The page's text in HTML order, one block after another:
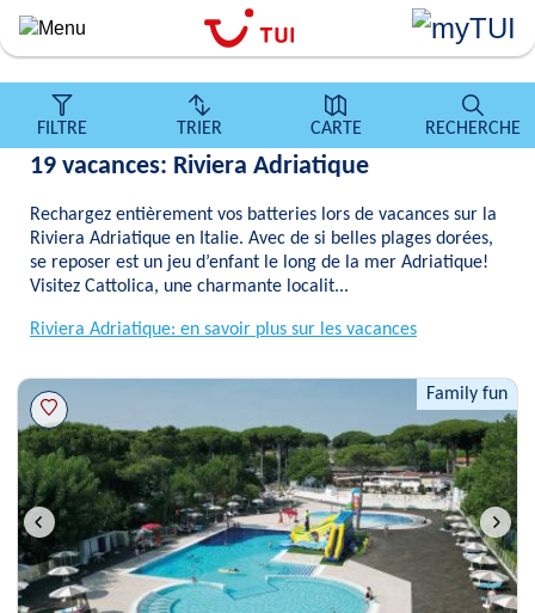
Aller
contenu
principal
FILTRE TRIER CARTE RECHERCHE
19 vacances: Riviera Adriatique
Rechargez entièrement vos batteries lors de vacances sur la
Riviera Adriatique en Italie. Avec de si belles plages dorées,
se reposer est un jeu d’enfant le long de la mer Adriatique!
Visitez Cattolica, une charmante localit...
Riviera Adriatique: en savoir plus sur les vacances
Family fun